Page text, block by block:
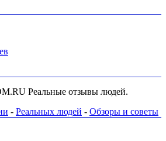
Реальные отзывы людей.
- Реальных людей - Обзоры и советы